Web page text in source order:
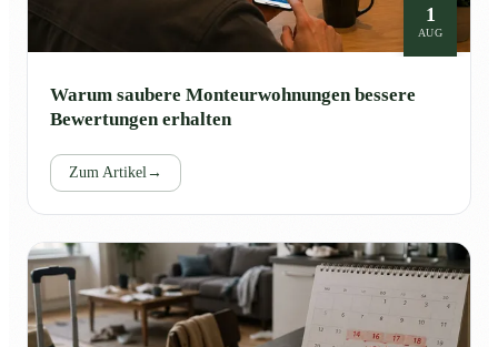
1
AUG
Warum saubere Monteurwohnungen bessere
Bewertungen erhalten
Zum Artikel→